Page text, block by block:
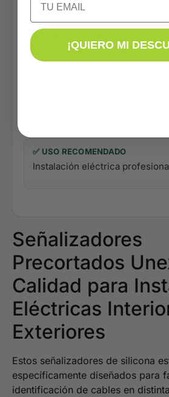
🧩 SERIE / MATERIAL
Según referencia UNEX
✅ USO RECOMENDADO
Instalación eléctrica
Señalizadores
Precortados
Calidad para
Eléctricas
Exteriores
Estos señalizadores de silicona
específicamente diseñados para
identificación de cables en
¡QUIERO MI